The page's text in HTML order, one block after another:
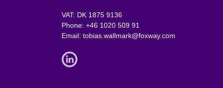
VAT: DK 1875 9136
Phone: +46 1020 509 91
Email: tobias.wallmark@foxway.com